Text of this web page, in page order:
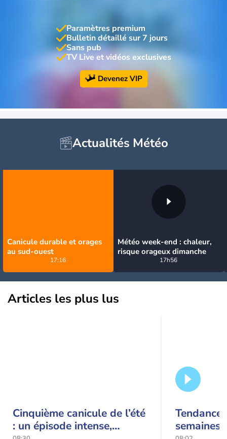
Paramètres premium
Bulletin détaillé sur 7 jours
Sans pub
TV Live et vidéos exclusives
Devenez VIP
Actualités Météo
Canicule durable et orages
au sud-ouest
17:16
Météo week-end : chaleur,
risque orageux dimanche
17h56
Articles les plus lus
Cinquième canicule de l’été
: un épisode intense,
Tendance
semaines